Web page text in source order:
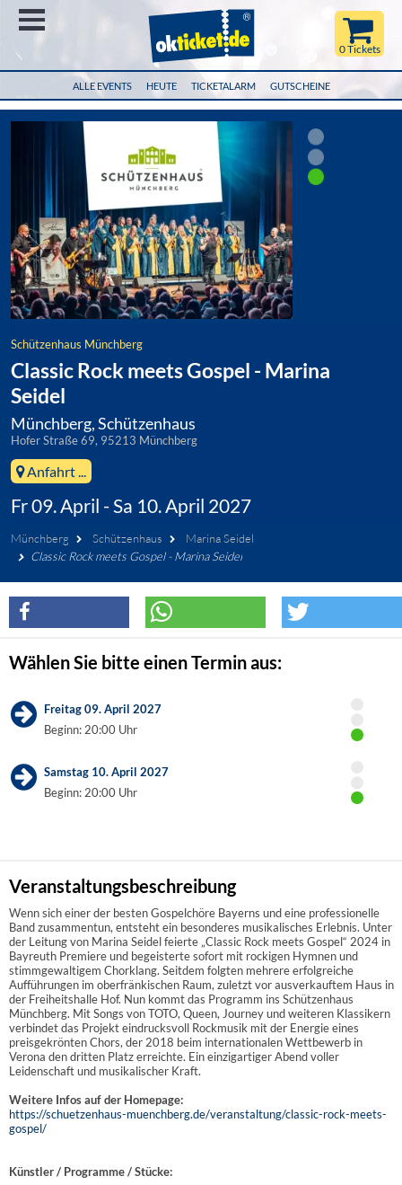
ALLE EVENTS HEUTE TICKETALARM GUTSCHEINE
0 Tickets
Schützenhaus Münchberg
Classic Rock meets Gospel - Marina
Seidel
Münchberg, Schützenhaus
Hofer Straße 69, 95213 Münchberg
Anfahrt ...
Fr 09. April - Sa 10. April 2027
Münchberg Schützenhaus
Marina Seidel
Classic Rock meets Gospel - Marina Seidel
Wählen Sie bitte einen Termin aus:
Freitag 09. April 2027
Beginn: 20:00 Uhr
Samstag 10. April 2027
Beginn: 20:00 Uhr
Veranstaltungsbeschreibung
Wenn sich einer der besten Gospelchöre Bayerns und eine professionelle
Band zusammentun, entsteht ein besonderes musikalisches Erlebnis. Unter
der Leitung von Marina Seidel feierte „Classic Rock meets Gospel“ 2024 in
Bayreuth Premiere und begeisterte sofort mit rockigen Hymnen und
stimmgewaltigem Chorklang. Seitdem folgten mehrere erfolgreiche
Aufführungen im oberfränkischen Raum, zuletzt vor ausverkauftem Haus in
der Freiheitshalle Hof. Nun kommt das Programm ins Schützenhaus
Münchberg. Mit Songs von TOTO, Queen, Journey und weiteren Klassikern
verbindet das Projekt eindrucksvoll Rockmusik mit der Energie eines
preisgekrönten Chors, der 2018 beim internationalen Wettbewerb in
Verona den dritten Platz erreichte. Ein einzigartiger Abend voller
Leidenschaft und musikalischer Kraft.
Weitere Infos auf der Homepage:
https://schuetzenhaus-muenchberg.de/veranstaltung/classic-rock-meets-
gospel/
Künstler / Programme / Stücke: